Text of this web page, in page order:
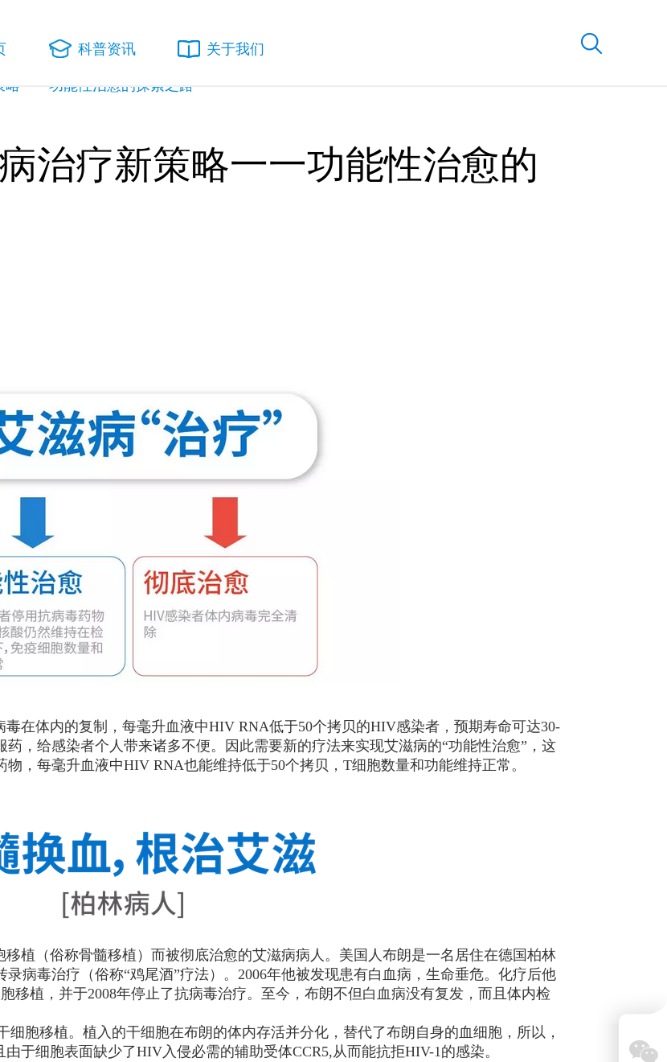
科普资讯 关于我们
略一一功能性治愈的探索之路
治疗新策略一一功能性治愈的
毒在体内的复制，每毫升血液中HIV RNA低于50个拷贝的HIV感染者，预期寿命可达30-
，给感染者个人带来诸多不便。因此需要新的疗法来实现艾滋病的“功能性治愈”，这
，每毫升血液中HIV RNA也能维持低于50个拷贝，T细胞数量和功能维持正常。
植（俗称骨髓移植）而被彻底治愈的艾滋病病人。美国人布朗是一名居住在德国柏林
病毒治疗（俗称“鸡尾酒”疗法）。2006年他被发现患有白血病，生命垂危。化疗后他
移植，并于2008年停止了抗病毒治疗。至今，布朗不但白血病没有复发，而且体内检
细胞移植。植入的干细胞在布朗的体内存活并分化，替代了布朗自身的血细胞，所以，
于细胞表面缺少了HIV入侵必需的辅助受体CCR5,从而能抗拒HIV-1的感染。